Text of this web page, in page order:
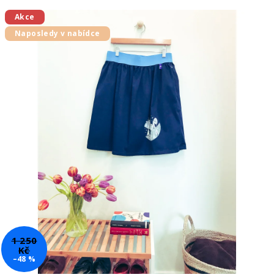
produktu
je
0,0
Akce
Naposledy v nabídce
1 250
Kč
–48 %